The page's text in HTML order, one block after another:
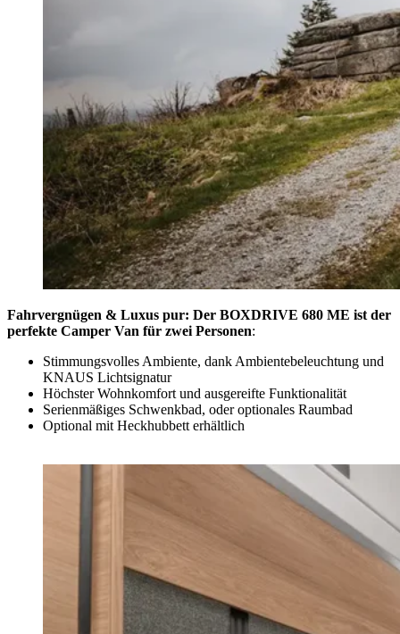
Fahrvergnügen & Luxus pur: Der BOXDRIVE 680 ME ist der
perfekte Camper Van für zwei Personen:
Stimmungsvolles Ambiente, dank Ambientebeleuchtung und
KNAUS Lichtsignatur
Höchster Wohnkomfort und ausgereifte Funktionalität
Serienmäßiges Schwenkbad, oder optionales Raumbad
Optional mit Heckhubbett erhältlich